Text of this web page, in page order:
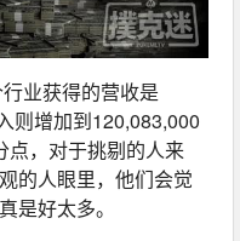
业获得的营收是
则增加到120,083,000
点，对于挑剔的人来
的人眼里，他们会觉
是好太多。